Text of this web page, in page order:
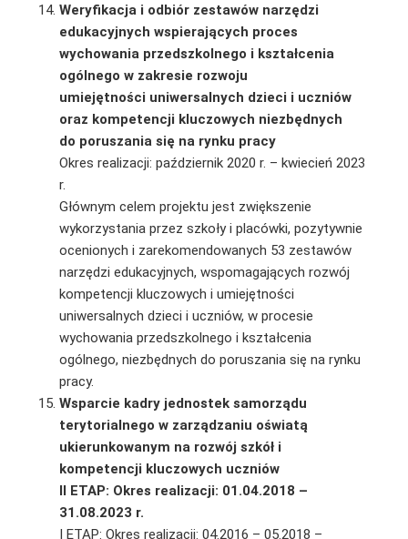
Weryfikacja i odbiór zestawów narzędzi
edukacyjnych wspierających proces
wychowania przedszkolnego i kształcenia
ogólnego w zakresie rozwoju
umiejętności uniwersalnych dzieci i uczniów
oraz kompetencji kluczowych niezbędnych
do poruszania się na rynku pracy
Okres realizacji: październik 2020 r. – kwiecień 2023
r.
Głównym celem projektu jest zwiększenie
wykorzystania przez szkoły i placówki, pozytywnie
ocenionych i zarekomendowanych 53 zestawów
narzędzi edukacyjnych, wspomagających rozwój
kompetencji kluczowych i umiejętności
uniwersalnych dzieci i uczniów, w procesie
wychowania przedszkolnego i kształcenia
ogólnego, niezbędnych do poruszania się na rynku
pracy.
Wsparcie kadry jednostek samorządu
terytorialnego w zarządzaniu oświatą
ukierunkowanym na rozwój szkół i
kompetencji kluczowych uczniów
II ETAP: Okres realizacji: 01.04.2018 –
31.08.2023 r.
I ETAP: Okres realizacji: 04.2016 – 05.2018 –